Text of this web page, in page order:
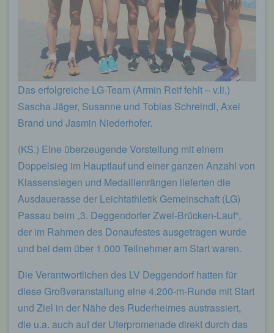
Das erfolgreiche LG-Team (Armin Reif fehlt – v.li.)
Sascha Jäger, Susanne und Tobias Schreindl, Axel
Brand und Jasmin Niederhofer.
(KS.) Eine überzeugende Vorstellung mit einem
Doppelsieg im Hauptlauf und einer ganzen Anzahl von
Klassensiegen und Medaillenrängen lieferten die
Ausdauerasse der Leichtathletik Gemeinschaft (LG)
Passau beim „3. Deggendorfer Zwei-Brücken-Lauf“,
der im Rahmen des Donaufestes ausgetragen wurde
und bei dem über 1.000 Teilnehmer am Start waren.
Die Verantwortlichen des LV Deggendorf hatten für
diese Großveranstaltung eine 4.200-m-Runde mit Start
und Ziel in der Nähe des Ruderheimes austrassiert,
die u.a. auch auf der Uferpromenade direkt durch das